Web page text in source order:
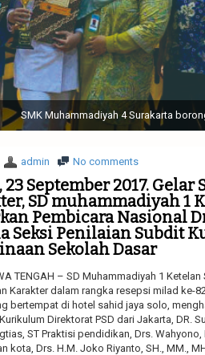
Tapak Suci Perguruan
48 || Pertunjukan bendera dan
admin No comments
23 September 2017.
SD muhammadiyah 1
Pembicara Nasional
Seksi Penilaian Subdit
Sekolah Dasar
TENGAH – SD Muhammadiyah 1
Karakter dalam rangka resepsi milad ke-
bertempat di hotel sahid jaya solo,
Direktorat PSD dari Jakarta, DR.
ST Praktisi pendidikan, Drs.
kota, Drs. H.M. Joko Riyanto, SH., MM.,